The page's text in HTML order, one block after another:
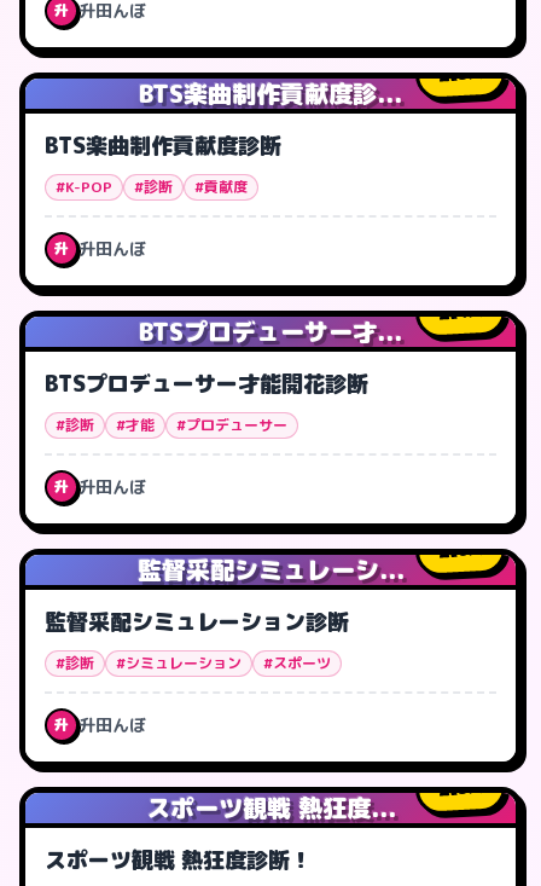
升 升田んぼ
BTS楽曲制作貢献度診...
5人
BTS楽曲制作貢献度診断
#K-POP #診断 #貢献度
升 升田んぼ
BTSプロデューサー才...
4人
BTSプロデューサー才能開花診断
#診断 #才能 #プロデューサー
升 升田んぼ
監督采配シミュレーシ...
6人
監督采配シミュレーション診断
#診断 #シミュレーション #スポーツ
升 升田んぼ
スポーツ観戦 熱狂度...
3人
スポーツ観戦 熱狂度診断！